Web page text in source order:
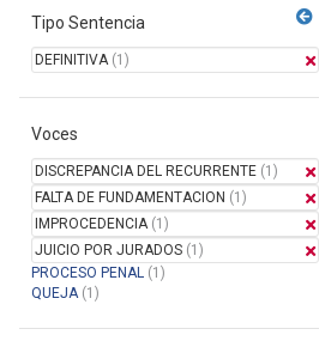
Sumarios del STJ
Manual del Usuario
Tipo Sentencia
DEFINITIVA(1)
Voces
DISCREPANCIA DEL RECURRENTE (1)
FALTA DE FUNDAMENTACION (1)
IMPROCEDENCIA(1)
JUICIO POR JURADOS (1)
PROCESO PENAL (1)
QUEJA(1)